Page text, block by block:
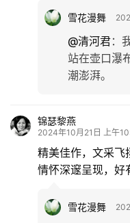
雪花漫舞
@清河君：
站在壶口瀑
潮澎湃。
锦瑟黎燕
2024年10月21日 上午
精美佳作，文采飞
情怀深邃呈现，好
雪花漫舞